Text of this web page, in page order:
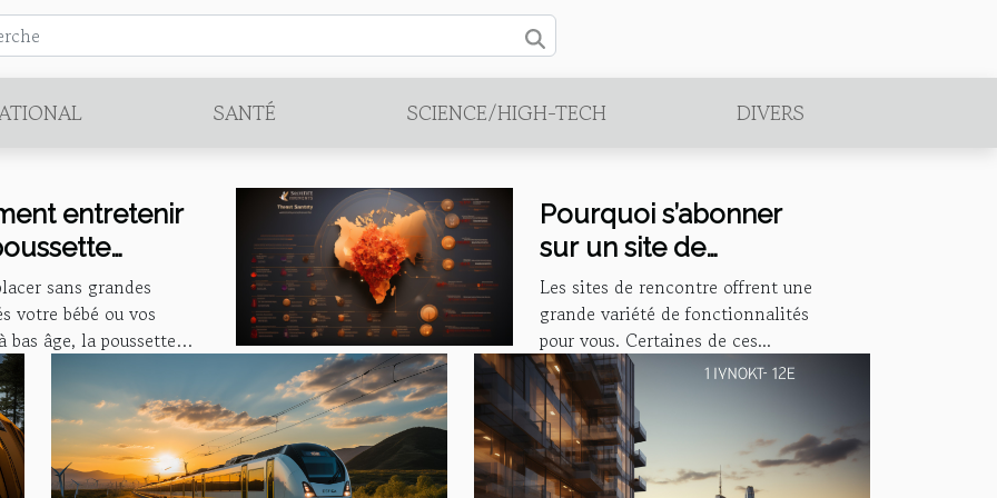
SANTÉ SCIENCE/HIGH-TECH DIVERS
entretenir
?
sans grandes
votre bébé ou vos
bas âge, la poussette
Pourquoi s’abonner
sur un site de
rencontre en ligne ?
Les sites de rencontre offrent une
grande variété de fonctionnalités
pour vous. Certaines de ces...